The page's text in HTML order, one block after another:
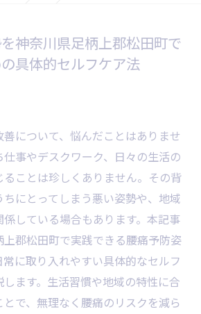
神奈川県足柄上郡松田町で
具体的セルフケア法
について、悩んだことはありませ
事やデスクワーク、日々の生活の
ことは珍しくありません。その背
にとってしまう悪い姿勢や、地域
している場合もあります。本記事
郡松田町で実践できる腰痛予防姿
に取り入れやすい具体的なセルフ
ます。生活習慣や地域の特性に合
で、無理なく腰痛のリスクを減ら